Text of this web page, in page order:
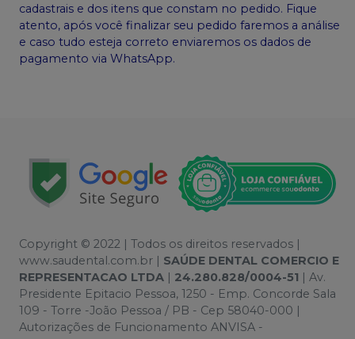
cadastrais e dos itens que constam no pedido. Fique
atento, após você finalizar seu pedido faremos a análise
e caso tudo esteja correto enviaremos os dados de
pagamento via WhatsApp.
Copyright © 2022 | Todos os direitos reservados |
www.saudental.com.br | SAÚDE DENTAL COMERCIO E
REPRESENTACAO LTDA | 24.280.828/0004-51 | Av.
Presidente Epitacio Pessoa, 1250 - Emp. Concorde Sala
109 - Torre -João Pessoa / PB - Cep 58040-000 |
Autorizações de Funcionamento ANVISA -